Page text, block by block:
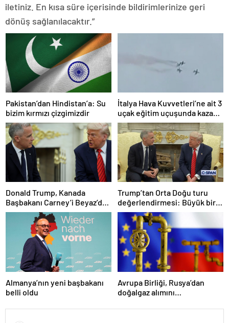
iletiniz. En kısa süre içerisinde bildirimlerinize geri
dönüş sağlanılacaktır.”
Pakistan’dan Hindistan’a: Su
bizim kırmızı çizgimizdir
İtalya Hava Kuvvetleri’ne ait 3
uçak eğitim uçuşunda kaza
yaptı
Donald Trump, Kanada
Başbakanı Carney’i Beyaz’da
ağırladı
Trump’tan Orta Doğu turu
değerlendirmesi: Büyük bir
duyuru yapacağız
Almanya’nın yeni başbakanı
belli oldu
Avrupa Birliği, Rusya’dan
doğalgaz alımını